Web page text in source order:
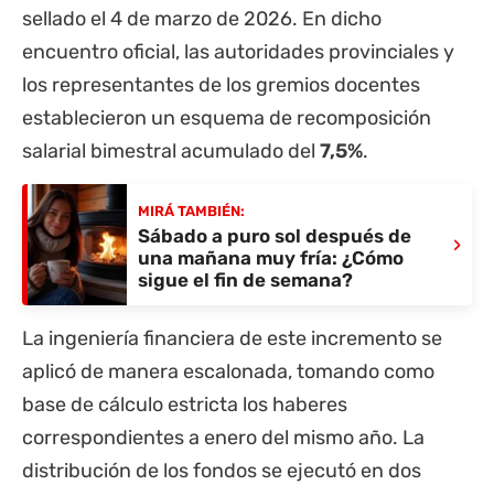
sellado el 4 de marzo de 2026. En dicho
encuentro oficial, las autoridades provinciales y
los representantes de los gremios docentes
establecieron un esquema de recomposición
salarial bimestral acumulado del 7,5%.
MIRÁ TAMBIÉN:
Sábado a puro sol después de
una mañana muy fría: ¿Cómo
sigue el fin de semana?
›
La ingeniería financiera de este incremento se
aplicó de manera escalonada, tomando como
base de cálculo estricta los haberes
correspondientes a enero del mismo año. La
distribución de los fondos se ejecutó en dos